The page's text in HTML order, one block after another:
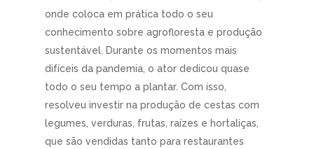
onde coloca em prática todo o seu
conhecimento sobre agrofloresta e produção
sustentável. Durante os momentos mais
difíceis da pandemia, o ator dedicou quase
todo o seu tempo a plantar. Com isso,
resolveu investir na produção de cestas com
legumes, verduras, frutas, raízes e hortaliças,
que são vendidas tanto para restaurantes